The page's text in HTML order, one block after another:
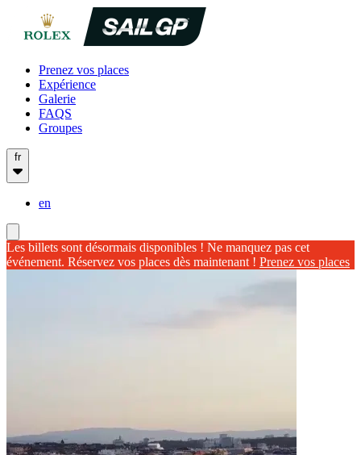
Prenez vos places
Expérience
Galerie
FAQS
Groupes
fr
en
Les billets sont désormais disponibles ! Ne manquez pas cet
événement. Réservez vos places dès maintenant ! Prenez vos places